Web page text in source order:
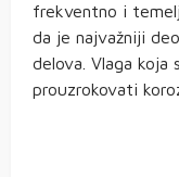
frekventno i
da je najvažniji
delova. Vlaga koja
prouzrokovati